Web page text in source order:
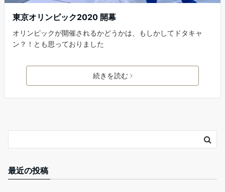
東京オリンピック2020 開幕
オリンピックが開催されるかどうかは、もしかしてドタキャ
ン？！とも思っておりました
続きを読む
最近の投稿